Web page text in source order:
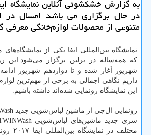
در حال برگزاری می باشد امسال در
متنوعی از محصولات لوازم‌خانگی
نمایشگاه بین‌المللی ایفا یكی از
كه همه‌ساله در برلین برگزار می‌شود.این
شهریور آغاز شده و تا دوازدهم شهریور
داریم نگاهی اجمالی به برخی از مهم‌ترین
این نمایشگاه رونمایی شده‌اند داشته باشیم.
رونمایی ال‌جی از ماشین لباس‌شویی جدید TWINWash :
مختلف